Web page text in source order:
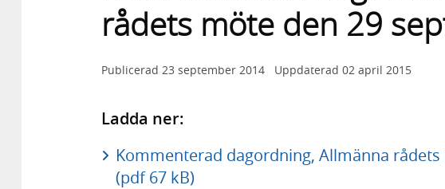
rådets möte den 29
Publicerad 23 september 2014 Uppdaterad 02 april 2015
Ladda ner:
Kommenterad dagordning, Allmänna
(pdf 67 kB)